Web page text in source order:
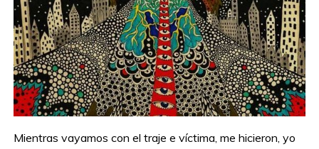
Mientras vayamos con el traje e víctima, me hicieron, yo